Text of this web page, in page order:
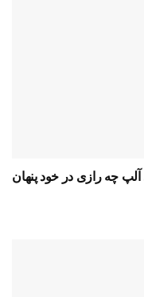
چه رازی در خود پنهان